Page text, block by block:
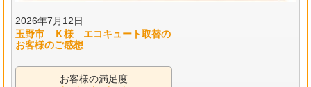
2026年7月12日
玉野市 Ｋ様 エコキュート取替の
お客様のご感想
お客様の満足度